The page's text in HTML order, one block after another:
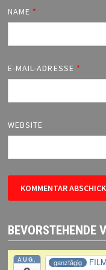
NAME *
E-MAIL-ADRESSE *
WEBSITE
BEVORSTEHENDE
AUG. ganztägig